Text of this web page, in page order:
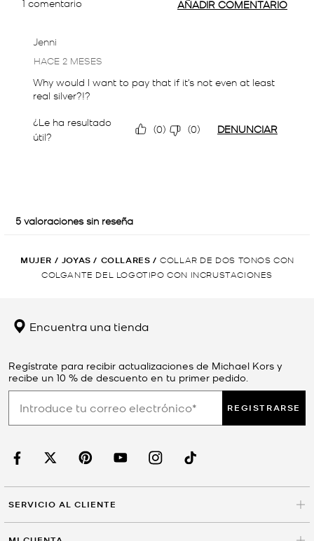
MUJER / JOYAS / COLLARES / COLLAR DE DOS TONOS CON
COLGANTE DEL LOGOTIPO CON INCRUSTACIONES
Encuentra una tienda
Regístrate para recibir actualizaciones de Michael Kors y
recibe un 10 % de descuento en tu primer pedido.
REGISTRARSE
SERVICIO AL CLIENTE